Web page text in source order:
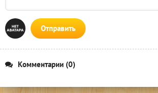
Отправить
Комментарии (0)